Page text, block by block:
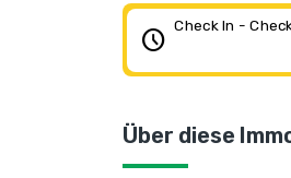
schedule Check In -
Über diese